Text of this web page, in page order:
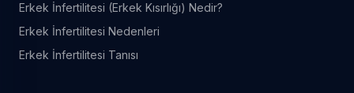
Erkek İnfertilitesi (Erkek Kısırlığı) Nedir?
Erkek İnfertilitesi Nedenleri
Erkek İnfertilitesi Tanısı